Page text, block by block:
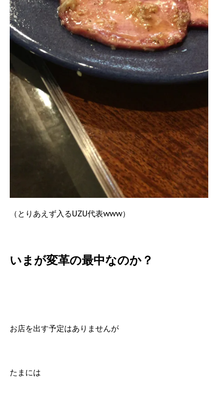
（とりあえず入るUZU代表www）
いまが変革の最中なのか？
お店を出す予定はありませんが
たまには